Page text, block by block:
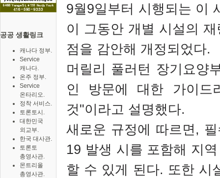
공공 생활링크
캐나다 정부.
Service
캐나다.
온주 정부.
Service
온타리오.
정착 서비스.
토론토시.
대한민국
외교부.
한국 대사관.
토론토
총영사관.
몬트리올
총영사관.
9월9일부터 시행되는 이
이 그동안 개별 시설의
점을 감안해 개정되었다.
머릴리 풀러턴 장기요양
인 방문에 대한 가이드
것"이라고 설명했다.
새로운 규정에 따르면,
19 발생 시를 포함해 지
할 수 있게 된다. 또한 시